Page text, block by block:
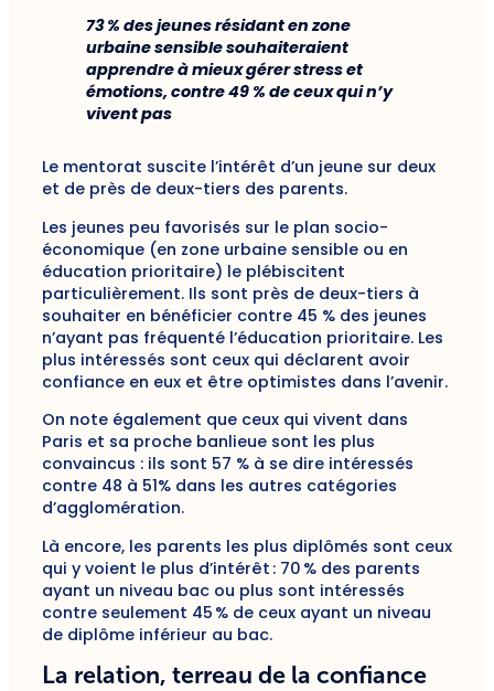
73 % des jeunes résidant en zone
urbaine sensible souhaiteraient
apprendre à mieux gérer stress et
émotions, contre 49 % de ceux qui n’y
vivent pas
Le mentorat suscite l’intérêt d’un jeune sur deux
et de près de deux-tiers des parents.
Les jeunes peu favorisés sur le plan socio-
économique (en zone urbaine sensible ou en
éducation prioritaire) le plébiscitent
particulièrement. Ils sont près de deux-tiers à
souhaiter en bénéficier contre 45 % des jeunes
n’ayant pas fréquenté l’éducation prioritaire. Les
plus intéressés sont ceux qui déclarent avoir
confiance en eux et être optimistes dans l’avenir.
On note également que ceux qui vivent dans
Paris et sa proche banlieue sont les plus
convaincus : ils sont 57 % à se dire intéressés
contre 48 à 51% dans les autres catégories
d’agglomération.
Là encore, les parents les plus diplômés sont ceux
qui y voient le plus d’intérêt : 70 % des parents
ayant un niveau bac ou plus sont intéressés
contre seulement 45 % de ceux ayant un niveau
de diplôme inférieur au bac.
La relation, terreau de la confiance